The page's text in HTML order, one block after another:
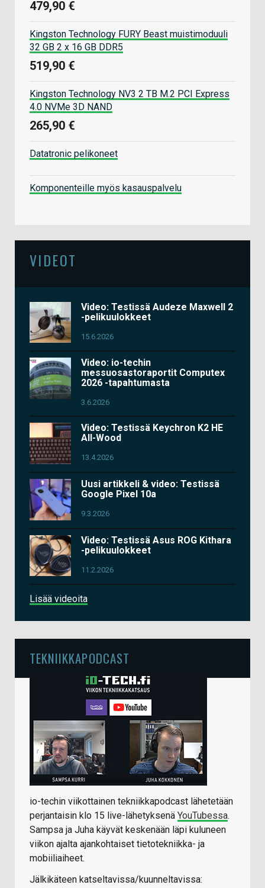
479,90 €
Kingston Technology FURY Beast muistimoduuli
32 GB 2 x 16 GB DDR5
519,90 €
Kingston Technology NV3 2 TB M.2 PCI Express
4.0 NVMe 3D NAND
265,90 €
Datatronic pelikoneet
Komponenteille myös kasauspalvelu
VIDEOT
Video: Testissä Audeze Maxwell 2
-pelikuulokkeet
15.6.2026
Video: io-techin
messuosastoraportit Computex
2026 -tapahtumasta
3.6.2026
Video: Testissä Keychron K2 HE
All-Wood
13.4.2026
Uusi artikkeli & video: Testissä
Google Pixel 10a
9.3.2026
Video: Testissä Asus ROG Kithara
-pelikuulokkeet
11.2.2026
Lisää videoita
TEKNIIKKAPODCAST
io-techin viikottainen tekniikkapodcast lähetetään
perjantaisin klo 15 live-lähetyksenä YouTubessa.
Sampsa ja Juha käyvät keskenään läpi kuluneen
viikon ajalta ajankohtaiset tietotekniikka- ja
mobiiliaiheet.
Jälkikäteen katseltavissa/kuunneltavissa: